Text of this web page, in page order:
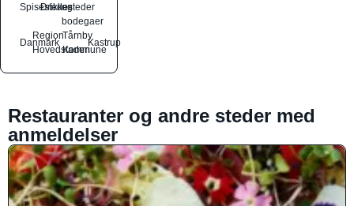
Spisesteder
Drikkesteder
og
bodegaer
Danmark
Region
Hovedstaden
Tårnby
Kommune
Kastrup
Restauranter og andre steder med
anmeldelser